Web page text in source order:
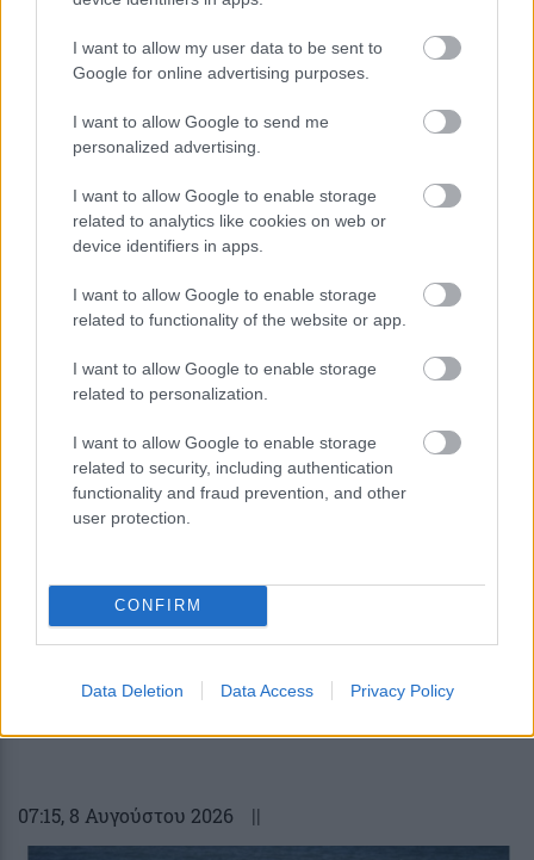
I want to allow my user data to be sent to
Google for online advertising purposes.
I want to allow Google to send me
personalized advertising.
I want to allow Google to enable storage
related to analytics like cookies on web or
device identifiers in apps.
I want to allow Google to enable storage
related to functionality of the website or app.
I want to allow Google to enable storage
related to personalization.
I want to allow Google to enable storage
related to security, including authentication
functionality and fraud prevention, and other
user protection.
CONFIRM
Data Deletion Data Access Privacy Policy
07:15, 8 Αυγούστου 2026 ||